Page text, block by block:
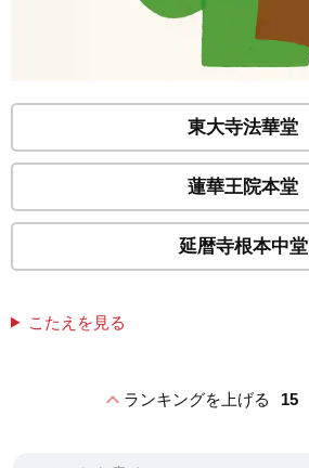
東大寺法華堂
蓮華王院本堂
延暦寺根本中堂
こたえを見る
expand_lessランキングを上げる 15